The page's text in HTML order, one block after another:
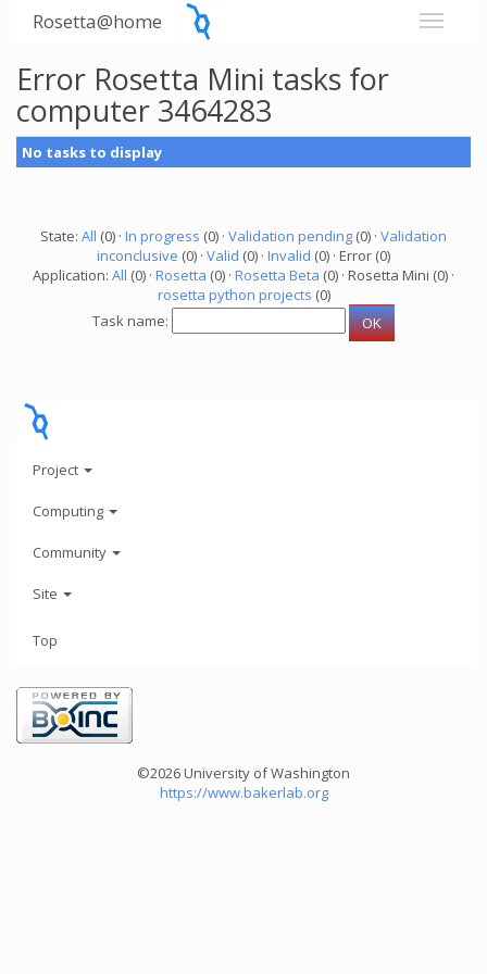
Rosetta@home
Error Rosetta Mini tasks for
computer 3464283
No tasks to display
State: All (0) · In progress (0) · Validation pending (0) · Validation
inconclusive (0) · Valid (0) · Invalid (0) · Error (0)
Application: All (0) · Rosetta (0) · Rosetta Beta (0) · Rosetta Mini (0) ·
rosetta python projects (0)
Task name:
Project
Computing
Community
Site
Top
©2026 University of Washington
https://www.bakerlab.org